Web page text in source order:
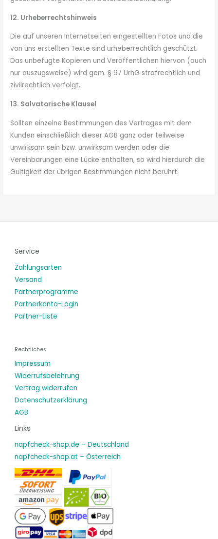
12. Urheberrechtshinweis
Die auf unseren Internetseiten eingestellten Fotos und die
von uns erstellten Texte sind urheberrechtlich geschützt.
Das unbefugte Kopieren und Veröffentlichen hiervon (auch
nur auszugsweise) wird gem. § 97 UrhG strafrechtlich und
zivilrechtlich verfolgt.
13. Salvatorische Klausel
Sollten einzelne Bestimmungen des Vertrages mit dem
Kunden einschließlich dieser AGB ganz oder teilweise
unwirksam sein bzw. unwirksam werden oder die
Vereinbarungen eine Lücke enthalten, so wird hierdurch die
Gültigkeit der übrigen Bestimmungen nicht berührt.
Service
Zahlungsarten
Versand
Partnerprogramme
Partnerkonto-Login
Partner-Liste
Rechtliches
Impressum
Widerrufsbelehrung
Vertrag widerrufen
Datenschutzerklärung
AGB
Links
napfcheck-shop.de – Deutschland
napfcheck-shop.at – Österreich